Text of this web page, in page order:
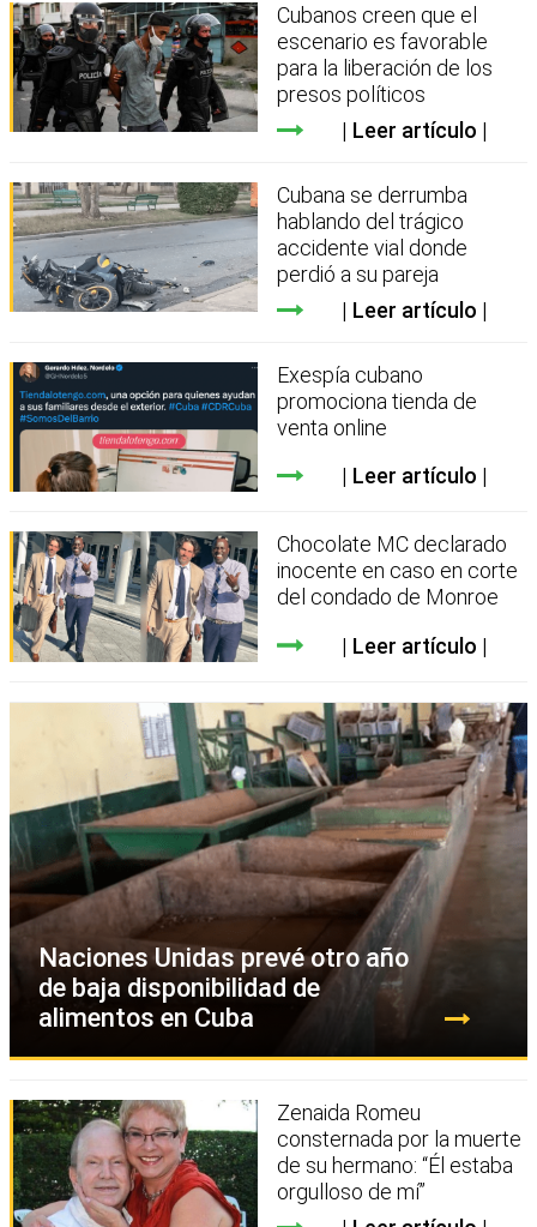
Cubanos creen que el
escenario es favorable
para la liberación de los
presos políticos
Leer artículo
Cubana se derrumba
hablando del trágico
accidente vial donde
perdió a su pareja
Leer artículo
Exespía cubano
promociona tienda de
venta online
Leer artículo
Chocolate MC declarado
inocente en caso en corte
del condado de Monroe
Leer artículo
Naciones Unidas prevé otro año
de baja disponibilidad de
alimentos en Cuba
Zenaida Romeu
consternada por la muerte
de su hermano: “Él estaba
orgulloso de mí”